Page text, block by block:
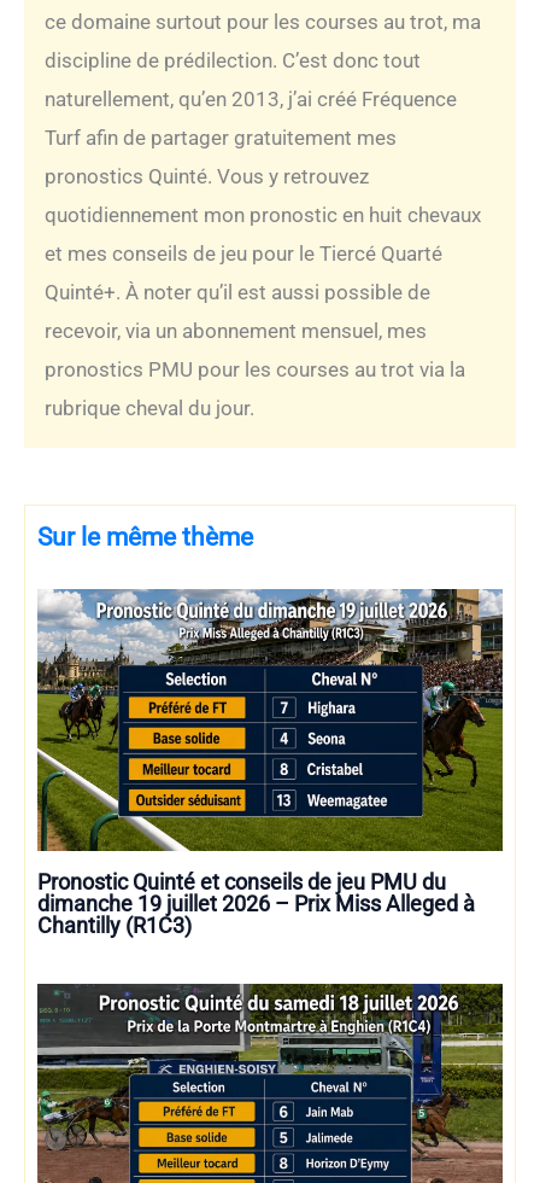
ce domaine surtout pour les courses au trot, ma
discipline de prédilection. C’est donc tout
naturellement, qu’en 2013, j’ai créé Fréquence
Turf afin de partager gratuitement mes
pronostics Quinté. Vous y retrouvez
quotidiennement mon pronostic en huit chevaux
et mes conseils de jeu pour le Tiercé Quarté
Quinté+. À noter qu’il est aussi possible de
recevoir, via un abonnement mensuel, mes
pronostics PMU pour les courses au trot via la
rubrique cheval du jour.
Sur le même thème
Pronostic Quinté et conseils de jeu PMU du
dimanche 19 juillet 2026 – Prix Miss Alleged à
Chantilly (R1C3)